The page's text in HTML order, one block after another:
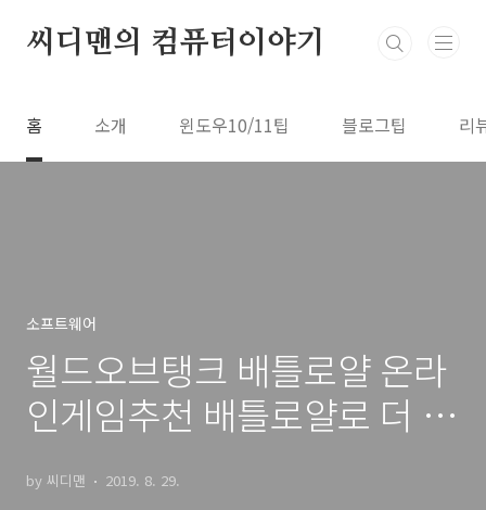
씨디맨의 컴퓨터이야기
홈 소개 윈도우10/11팁 블로그팁 리
소프트웨어
월드오브탱크 배틀로얄 온라
인게임추천 배틀로얄로 더 재
by 씨디맨 2019. 8. 29.